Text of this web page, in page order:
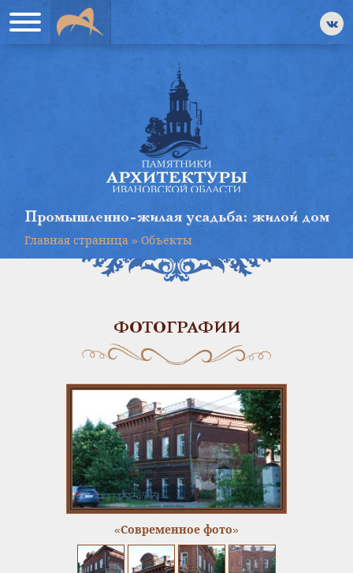
Промышленно-жилая усадьба: жилой дом
Главная страница» Объекты
ФОТОГРАФИИ
«Современное фото»